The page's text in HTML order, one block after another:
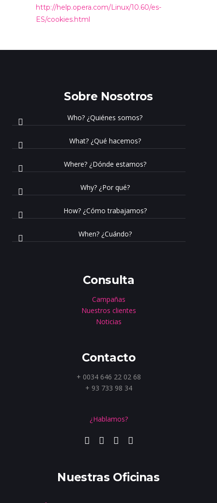
http://help.opera.com/Linux/10.60/es-
ES/cookies.html
Sobre Nosotros
Who? ¿Quiénes somos?
What? ¿Qué hacemos?
Where? ¿Dónde estamos?
Why? ¿Por qué?
How? ¿Cómo trabajamos?
When? ¿Cuándo?
Consulta
Campañas
Nuestros clientes
Noticias
Contacto
+ 0034 646 22 02 68
+ 93 733 98 34
¿Hablamos?
Nuestras Oficinas